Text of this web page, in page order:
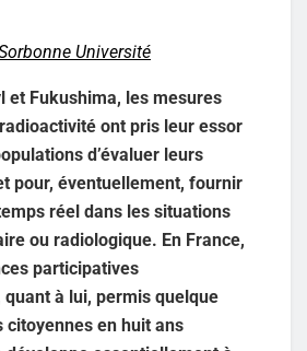
Université
et Fukushima, les mesures
ont pris leur essor
d’évaluer leurs
pour, éventuellement, fournir
réel dans les situations
ou radiologique. En France,
participatives
quant à lui, permis quelque
citoyennes en huit ans